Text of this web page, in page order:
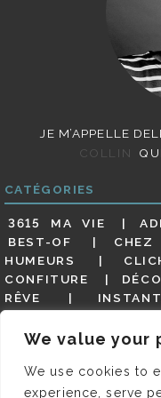
We value your
We use cookies to
experience, serve
JE M’APPELLE
COLLIN
CATÉGORIES
3615 MA VIE
BEST-OF
CHEZ
HUMEURS
CONFITURE
DÉCO
RÊVE
MES ADRESSES
GUIDE
PARIS
REVUE DE PRESSE